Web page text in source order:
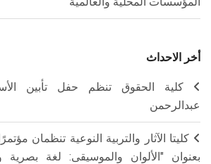
أخر الاحداث
كلية الحقوق تنظم حفل تأبين
عبدالرحمن
كليتا الآثار والتربية النوعية تنظمان
بعنوان "الألوان والموسيقى: لغة